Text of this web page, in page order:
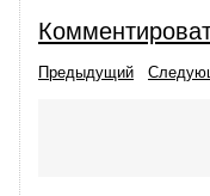
Предыдущий